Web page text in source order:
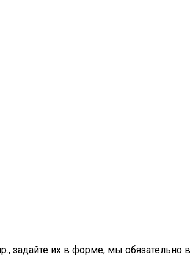
задайте их в форме, мы обязательно